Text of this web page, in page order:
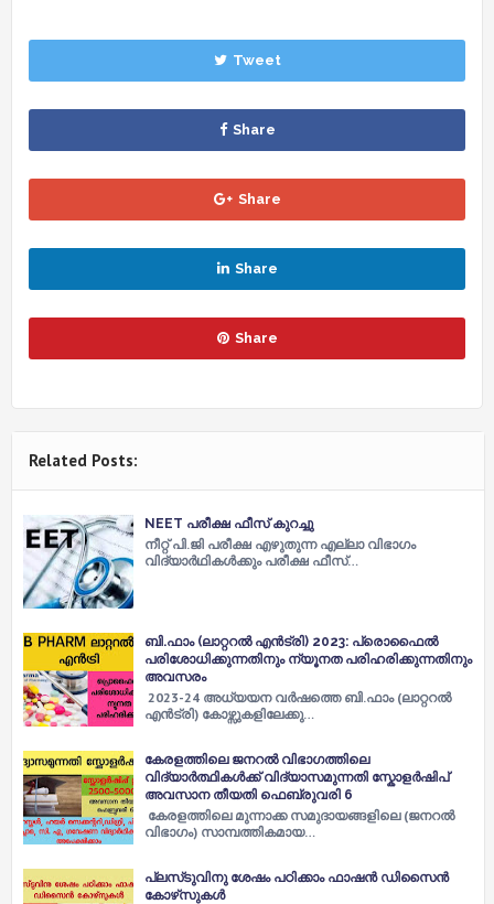
Tweet
Share
Share
Share
Share
Related Posts:
NEET പരീക്ഷ ഫീസ് കുറച്ചു
നീറ്റ് പി.ജി പരീക്ഷ എഴുതുന്ന എല്ലാ വിഭാഗം
വിദ്യാർഥികൾക്കും പരീക്ഷ ഫീസ്…
ബി.ഫാം (ലാറ്ററല്‍ എൻട്രി) 2023: പ്രൊഫൈല്‍
പരിശോധിക്കുന്നതിനും ന്യൂനത പരിഹരിക്കുന്നതിനും
അവസരം
2023-24 അധ്യയന വർഷത്തെ ബി.ഫാം (ലാറ്ററല്‍
എൻട്രി) കോഴ്സുകളിലേക്കു…
കേരളത്തിലെ ജനറൽ വിഭാഗത്തിലെ
വിദ്യാർത്ഥികൾക്ക് വിദ്യാസമുന്നതി സ്കോളർഷിപ്
അവസാന തീയതി ഫെബ്രുവരി 6
കേരളത്തിലെ മുന്നാക്ക സമുദായങ്ങളിലെ (ജനറല്‍
വിഭാഗം) സാമ്പത്തികമായ…
പ്ലസ്‌ടുവിനു ശേഷം പഠിക്കാം ഫാഷൻ ഡിസൈൻ
കോഴ്‌സുകൾ